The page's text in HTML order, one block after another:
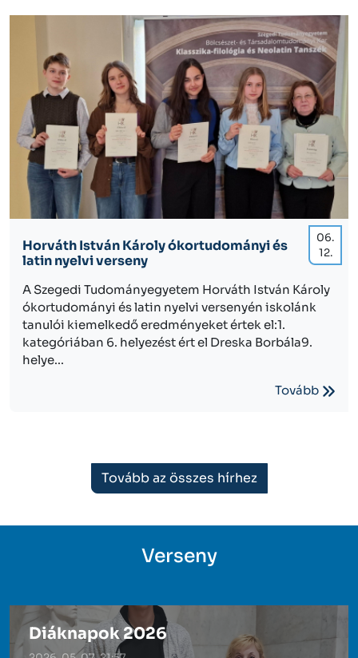
06.
12.
Horváth István Károly ókortudományi és
latin nyelvi verseny
A Szegedi Tudományegyetem Horváth István Károly
ókortudományi és latin nyelvi versenyén iskolánk
tanulói kiemelkedő eredményeket értek el:1.
kategóriában 6. helyezést ért el Dreska Borbála9.
helye...
Tovább
Hírek gombTovább az összes hírhez
Verseny
Diáknapok 2026